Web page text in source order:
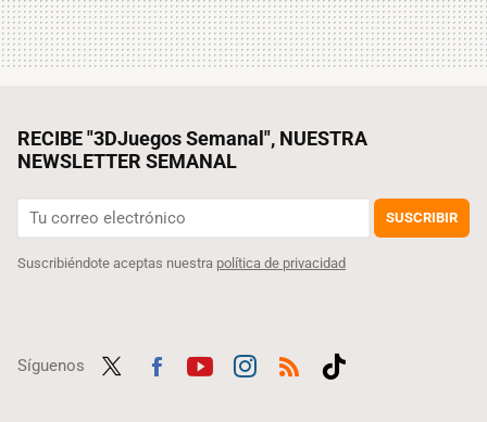
RECIBE "3DJuegos Semanal", NUESTRA
NEWSLETTER SEMANAL
SUSCRIBIR
Suscribiéndote aceptas nuestra política de privacidad
Síguenos